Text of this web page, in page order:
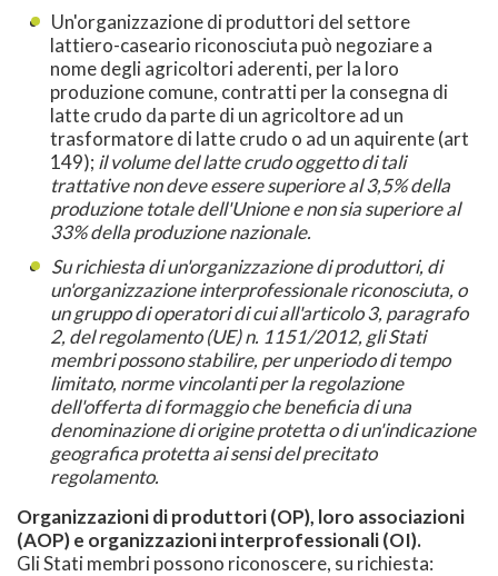
Un'organizzazione di produttori del settore
lattiero-caseario riconosciuta può negoziare a
nome degli agricoltori aderenti, per la loro
produzione comune, contratti per la consegna di
latte crudo da parte di un agricoltore ad un
trasformatore di latte crudo o ad un aquirente (art
149); il volume del latte crudo oggetto di tali
trattative non deve essere superiore al 3,5% della
produzione totale dell'Unione e non sia superiore al
33% della produzione nazionale.
Su richiesta di un'organizzazione di produttori, di
un'organizzazione interprofessionale riconosciuta, o
un gruppo di operatori di cui all'articolo 3, paragrafo
2, del regolamento (UE) n. 1151/2012, gli Stati
membri possono stabilire, per unperiodo di tempo
limitato, norme vincolanti per la regolazione
dell'offerta di formaggio che beneficia di una
denominazione di origine protetta o di un'indicazione
geografica protetta ai sensi del precitato
regolamento.
Organizzazioni di produttori (OP), loro associazioni
(AOP) e organizzazioni interprofessionali (OI).
Gli Stati membri possono riconoscere, su richiesta: